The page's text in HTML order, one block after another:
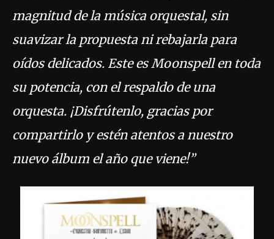
magnitud de la música orquestal, sin
suavizar la propuesta ni rebajarla para
oídos delicados. Este es Moonspell en toda
su potencia, con el respaldo de una
orquesta. ¡Disfrútenlo, gracias por
compartirlo y estén atentos a nuestro
nuevo álbum el año que viene!”